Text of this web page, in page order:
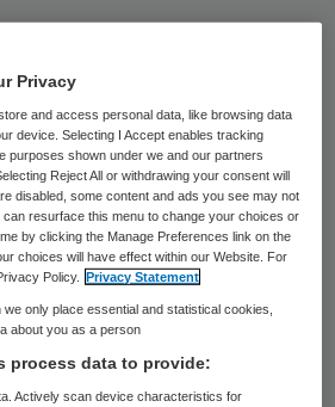
in Nederland kampen met
Als
komt de zorg voor vrouwen
knel. Met die waarschuwing
Beroepsvereniging
(NBvK)
van eigen
Privacy
and access personal data, like browsing data
device. Selecting I Accept enables tracking
purposes shown under we and our partners
Reject All or withdrawing your consent will
disabled, some content and ads you see may not
can resurface this menu to change your choices or
by clicking the Manage Preferences link on the
choices will have effect within our Website. For
Policy.
Privacy Statement
only place essential and statistical cookies,
about you as a person
process data to provide:
Actively scan device characteristics for